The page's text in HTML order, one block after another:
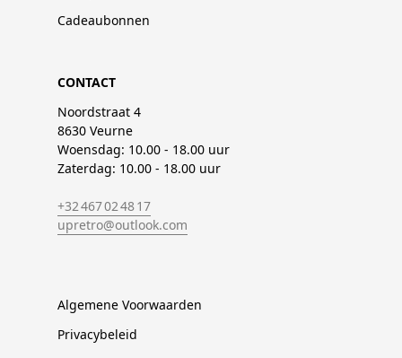
Cadeaubonnen
CONTACT
Noordstraat 4
8630 Veurne
Woensdag: 10.00 - 18.00 uur
Zaterdag: 10.00 - 18.00 uur
+32 467 02 48 17
upretro@outlook.com
Algemene Voorwaarden
Privacybeleid